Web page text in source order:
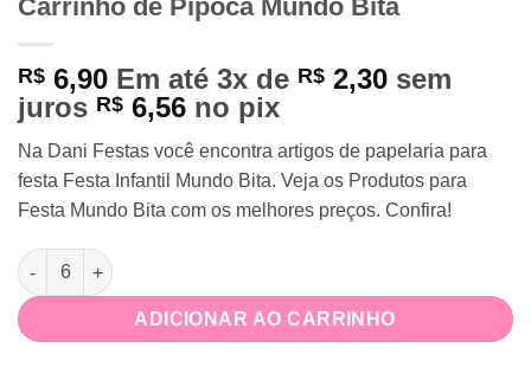
Carrinho de Pipoca Mundo Bita
R$ 6,90 Em até 3x de R$ 2,30 sem
juros R$ 6,56 no pix
Na Dani Festas você encontra artigos de papelaria para
festa Festa Infantil Mundo Bita. Veja os Produtos para
Festa Mundo Bita com os melhores preços. Confira!
Carrinho de Pipoca Mundo Bita quantidade
ADICIONAR AO CARRINHO